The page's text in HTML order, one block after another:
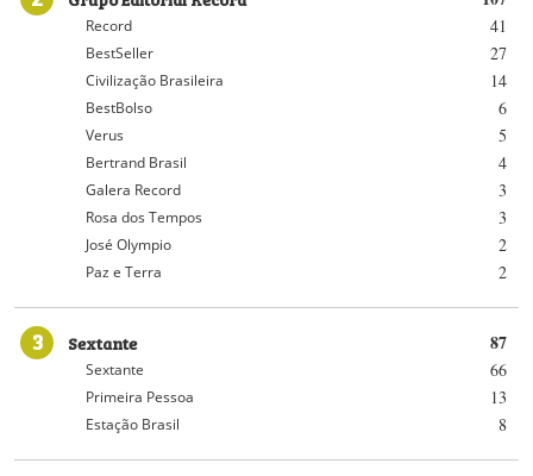
41
Record
27
BestSeller
14
Civilização Brasileira
6
BestBolso
5
Verus
4
Bertrand Brasil
3
Galera Record
3
Rosa dos Tempos
2
José Olympio
2
Paz e Terra
3 87
Sextante
66
Sextante
13
Primeira Pessoa
8
Estação Brasil